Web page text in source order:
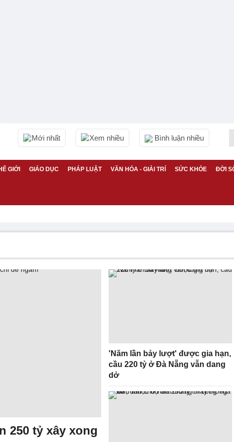
Mới nhất Xem nhiều Bình luận nhiều
GIỚI GIÁO DỤC PHÁP LUẬT VĂN HÓA - GIẢI TRÍ SỨC KHỎE ĐỜI
250 tỷ xây xong
'Năm lần bảy lượt' được gia hạn,
cầu 220 tỷ ở Đà Nẵng vẫn dang
dở